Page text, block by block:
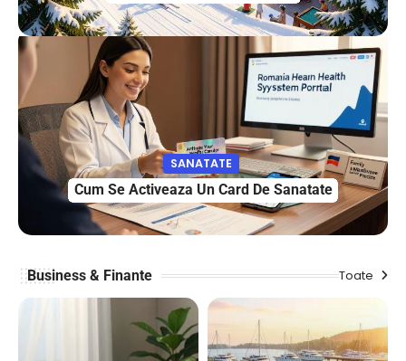
SANATATE
Cum Se Activeaza Un Card De Sanatate
Business & Finante Toate